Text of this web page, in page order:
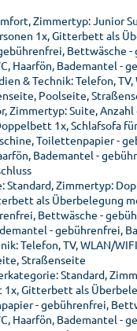
Zimmertyp: Junior
1x, Gitterbett als
Bettwäsche
Haarfön, Bademantel -
& Technik: Telefon,
Poolseite,
Zimmertyp: Suite, Anzahl
1x, Schlafsofa
Toilettenpapier -
Bademantel -
Zimmertyp:
als Überbelegung
Bettwäsche -
- gebührenfrei,
Telefon, TV, WLAN/
Straßenseite
Standard,
Gitterbett als
- gebührenfrei,
Haarfön, Bademantel -